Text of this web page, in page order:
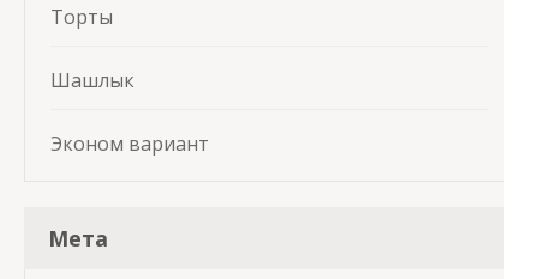
Торты
Шашлык
Эконом вариант
Мета